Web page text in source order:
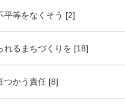
平等をなくそう [2]
れるまちづくりを [18]
つかう責任 [8]